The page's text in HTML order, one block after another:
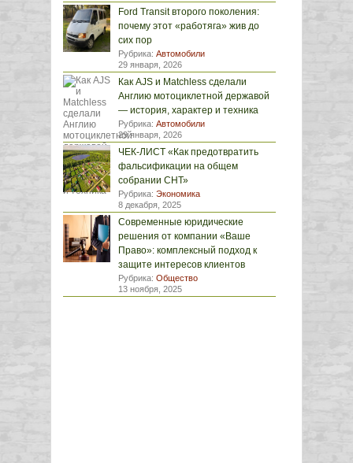
Ford Transit второго поколения:
почему этот «работяга» жив до
сих пор
Рубрика: Автомобили
29 января, 2026
Как AJS и Matchless сделали
Англию мотоциклетной державой
— история, характер и техника
Рубрика: Автомобили
29 января, 2026
ЧЕК-ЛИСТ «Как предотвратить
фальсификации на общем
собрании СНТ»
Рубрика: Экономика
8 декабря, 2025
Современные юридические
решения от компании «Ваше
Право»: комплексный подход к
защите интересов клиентов
Рубрика: Общество
13 ноября, 2025